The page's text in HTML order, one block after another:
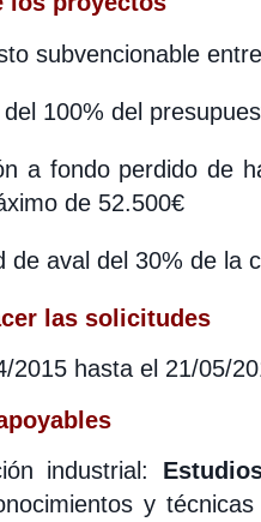
subvencionable
100% del
a fondo perdido de
de 52.500€
de aval del 30% de la
las solicitudes
2015 hasta el 21/05/
industrial:
y